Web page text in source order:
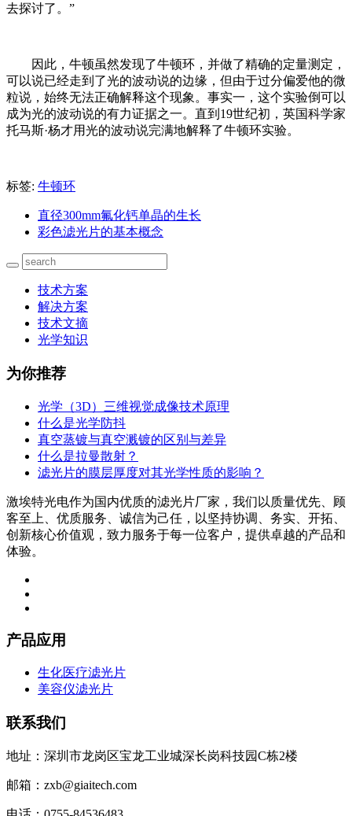
去探讨了。”
因此，牛顿虽然发现了牛顿环，并做了精确的定量测定，
可以说已经走到了光的波动说的边缘，但由于过分偏爱他的微
粒说，始终无法正确解释这个现象。事实一，这个实验倒可以
成为光的波动说的有力证据之一。直到19世纪初，英国科学家
托马斯·杨才用光的波动说完满地解释了牛顿环实验。
标签: 牛顿环
直径300mm氟化钙单晶的生长
彩色滤光片的基本概念
技术方案
解决方案
技术文摘
光学知识
为你推荐
光学（3D）三维视觉成像技术原理
什么是光学防抖
真空蒸镀与真空溅镀的区别与差异
什么是拉曼散射？
滤光片的膜层厚度对其光学性质的影响？
激埃特光电作为国内优质的滤光片厂家，我们以质量优先、顾
客至上、优质服务、诚信为己任，以坚持协调、务实、开拓、
创新核心价值观，致力服务于每一位客户，提供卓越的产品和
体验。
产品应用
生化医疗滤光片
美容仪滤光片
联系我们
地址：深圳市龙岗区宝龙工业城深长岗科技园C栋2楼
邮箱：zxb@giaitech.com